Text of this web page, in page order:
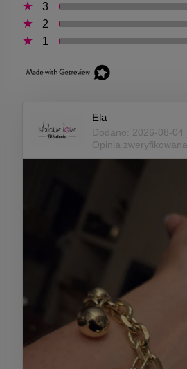
3
2
1
Ela
Dodano: 2026-08-04
Opinia zweryfikowana